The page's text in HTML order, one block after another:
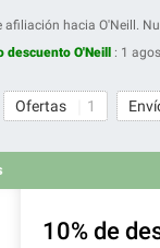
afiliación hacia O'Neill.
O'Neill
: 1
Ofertas 1
10% de